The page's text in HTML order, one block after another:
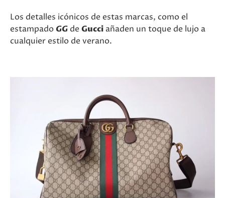
Los detalles icónicos de estas marcas, como el
estampadoGG deGucci añaden un toque de lujo a
cualquier estilo de verano.